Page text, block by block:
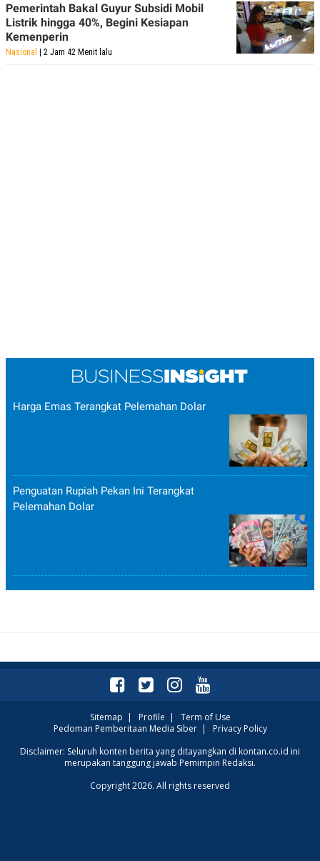
Pemerintah Bakal Guyur Subsidi Mobil
Listrik hingga 40%, Begini Kesiapan
Kemenperin
Nasional | 2 Jam 42 Menit lalu
Harga Emas Terangkat Pelemahan Dolar
Penguatan Rupiah Pekan Ini Terangkat
Pelemahan Dolar
Sitemap | Profile | Term of Use
Pedoman Pemberitaan Media Siber| Privacy Policy
Disclaimer: Seluruh konten berita yang ditayangkan di kontan.co.id ini
merupakan tanggung jawab Pemimpin Redaksi.
Copyright 2026. All rights reserved